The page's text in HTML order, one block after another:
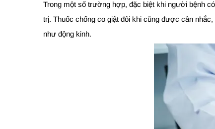
Trong một số trường hợp, đặc biệt khi người bệnh
trị. Thuốc chống co giật đôi khi cũng được cân
như động kinh.